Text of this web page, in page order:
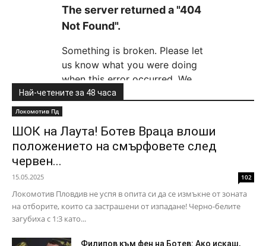
Най-четените за 48 часа
Локомотив Пд
ШОК на Лаута! Ботев Враца влоши
положението на смърфовете след
червен...
15.05.2025 102
Локомотив Пловдив не успя в опита си да се измъкне от зоната
на отборите, които са застрашени от изпадане! Черно-белите
загубиха с 1:3 като...
Филипов към фен на Ботев: Ако искаш,